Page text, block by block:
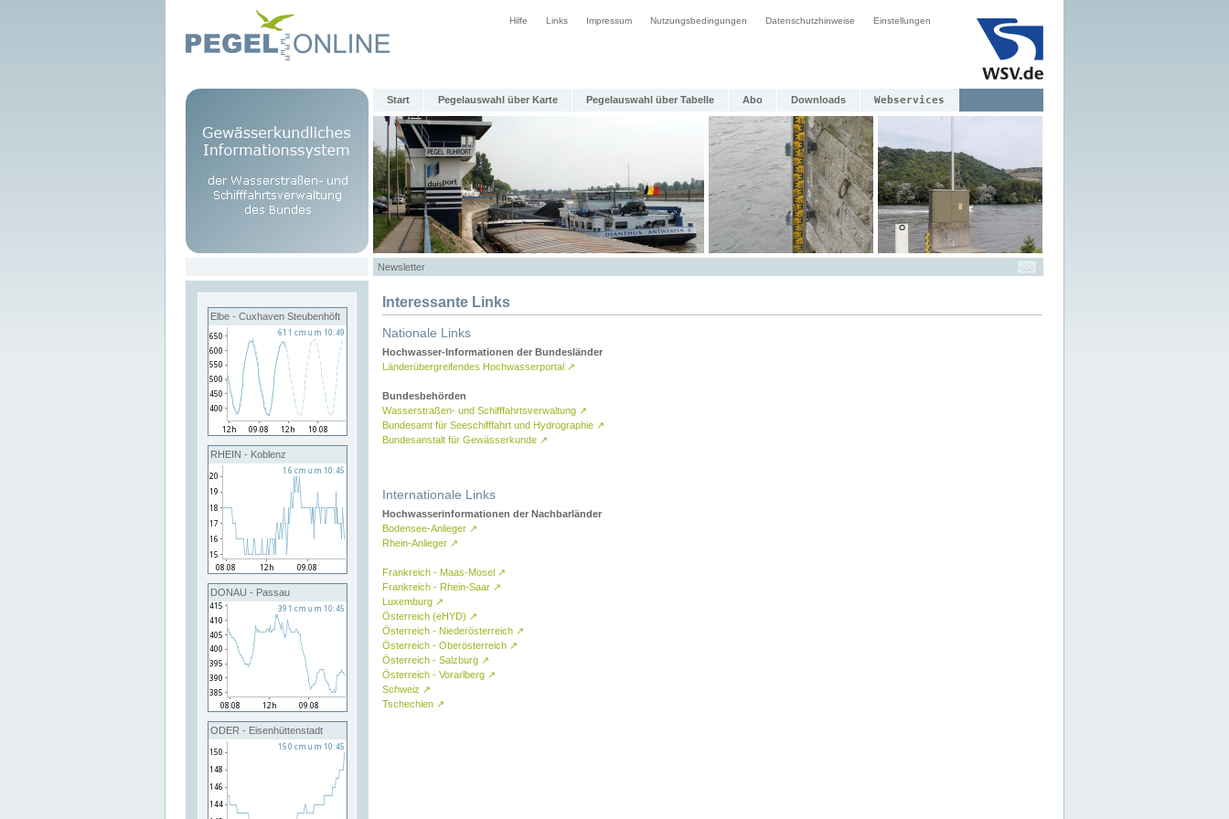
Hilfe Links Impressum Nutzungsbedingungen Datenschutzhinweise Einstellungen
Start Pegelauswahl über Karte Pegelauswahl über Tabelle Abo Downloads Webservices
Newsletter
Elbe - Cuxhaven Steubenhöft
RHEIN - Koblenz
DONAU - Passau
ODER - Eisenhüttenstadt
Interessante Links
Nationale Links
Hochwasser-Informationen der Bundesländer
Länderübergreifendes Hochwasserportal ↗
Bundesbehörden
Wasserstraßen- und Schifffahrtsverwaltung ↗
Bundesamt für Seeschifffahrt und Hydrographie ↗
Bundesanstalt für Gewässerkunde ↗
Internationale Links
Hochwasserinformationen der Nachbarländer
Bodensee-Anlieger ↗
Rhein-Anlieger ↗
Frankreich - Maas-Mosel ↗
Frankreich - Rhein-Saar ↗
Luxemburg ↗
Österreich (eHYD) ↗
Österreich - Niederösterreich ↗
Österreich - Oberösterreich ↗
Österreich - Salzburg ↗
Österreich - Vorarlberg ↗
Schweiz ↗
Tschechien ↗